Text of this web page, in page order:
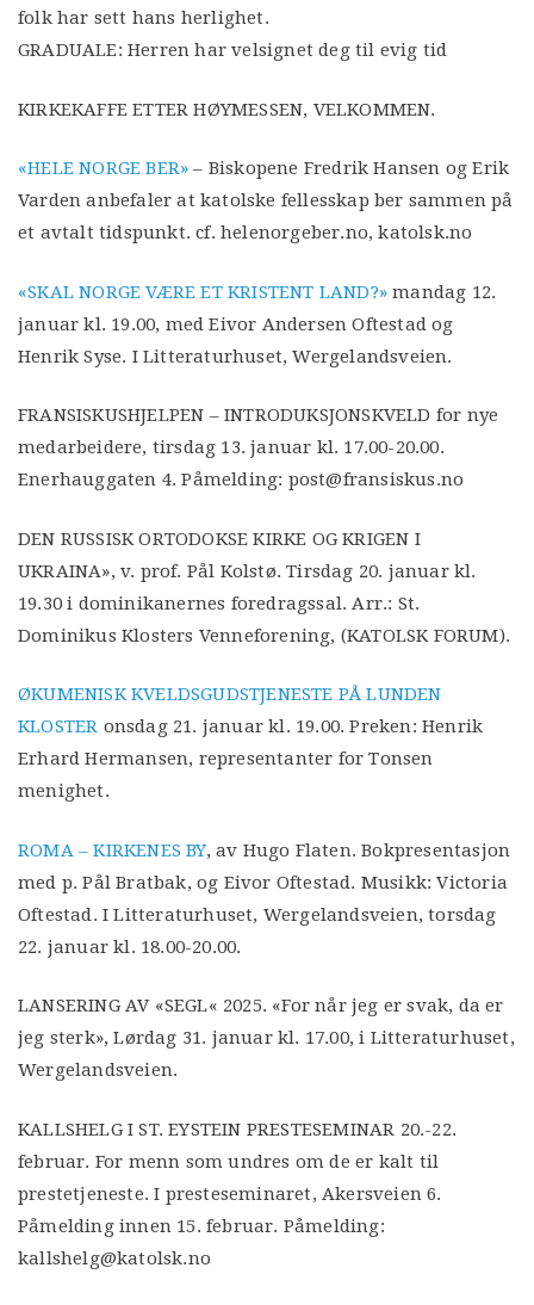
folk har sett hans herlighet.
GRADUALE: Herren har velsignet deg til evig tid
KIRKEKAFFE ETTER HØYMESSEN, VELKOMMEN.
«HELE NORGE BER»– Biskopene Fredrik Hansen og Erik
Varden anbefaler at katolske fellesskap ber sammen på
et avtalt tidspunkt. cf. helenorgeber.no, katolsk.no
«SKAL NORGE VÆRE ET KRISTENT LAND?» mandag 12.
januar kl. 19.00, med Eivor Andersen Oftestad og
Henrik Syse. I Litteraturhuset, Wergelandsveien.
FRANSISKUSHJELPEN – INTRODUKSJONSKVELD for nye
medarbeidere, tirsdag 13. januar kl. 17.00-20.00.
Enerhauggaten 4. Påmelding: post@fransiskus.no
DEN RUSSISK ORTODOKSE KIRKE OG KRIGEN I
UKRAINA», v. prof. Pål Kolstø. Tirsdag 20. januar kl.
19.30 i dominikanernes foredragssal. Arr.: St.
Dominikus Klosters Venneforening, (KATOLSK FORUM).
ØKUMENISK KVELDSGUDSTJENESTE PÅ LUNDEN
KLOSTER onsdag 21. januar kl. 19.00. Preken: Henrik
Erhard Hermansen, representanter for Tonsen
menighet.
ROMA – KIRKENES BY, av Hugo Flaten. Bokpresentasjon
med p. Pål Bratbak, og Eivor Oftestad. Musikk: Victoria
Oftestad. I Litteraturhuset, Wergelandsveien, torsdag
22. januar kl. 18.00-20.00.
LANSERING AV «SEGL« 2025. «For når jeg er svak, da er
jeg sterk», Lørdag 31. januar kl. 17.00, i Litteraturhuset,
Wergelandsveien.
KALLSHELG I ST. EYSTEIN PRESTESEMINAR 20.-22.
februar. For menn som undres om de er kalt til
prestetjeneste. I presteseminaret, Akersveien 6.
Påmelding innen 15. februar. Påmelding:
kallshelg@katolsk.no